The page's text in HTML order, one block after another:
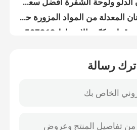
IU3252 حفر الدلو أسنان صلبة فيبرو حفر الوقود الدلو الأسنان لقط 312
20 طن حفرة دلو أسنان PC200 صلبة حفرة دلو محول
اترك رسالة